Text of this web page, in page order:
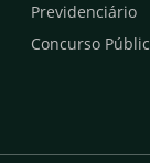
Previdenciário
Concurso